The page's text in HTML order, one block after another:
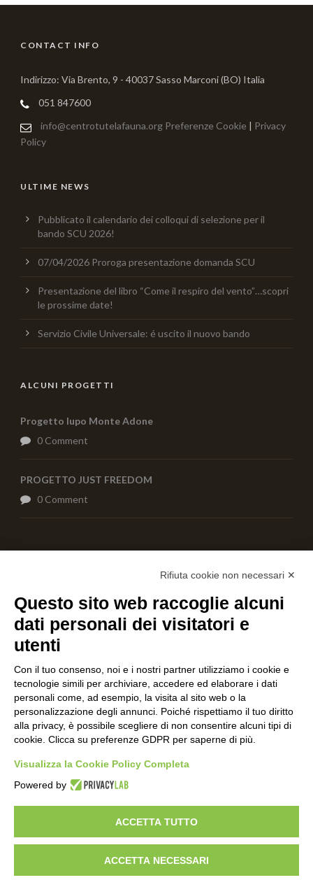
CONTACT INFO
Indirizzo: Via Brento, 9 - 40037 Sasso Marconi (BO) Italia
051 847600
info@centrotutelafauna.org Preferenze Cookie | Privacy
Policy
ULTIME NEWS
Pubblicato il calendario dei colloqui di selezione per il
bando SCU 2026!
07/04/2026 Proroga presentazione domanda SCU
Presentazione del libro “Come il respiro del vento”…scopri
le prossime date!
Servizio Civile Universale: é uscito il nuovo bando
ALCUNI PROGETTI
Progetto lupo Monte Adone
0 Comment
PROGETTO JUST FREEDOM
0 Comment
C.F. 01608451207 Via Brento,9 - 40037 Sasso Marconi (BO)
Italia Tel: +39 -051 847600 -
© Tutti i diritti riservati-Associazione ONLUS - Centro Tutela
Rifiuta cookie non necessari ✕
Questo sito web raccoglie alcuni
dati personali dei visitatori e
utenti
Con il tuo consenso, noi e i nostri partner utilizziamo i cookie e
tecnologie simili per archiviare, accedere ed elaborare i dati
personali come, ad esempio, la visita al sito web o la
personalizzazione degli annunci. Poiché rispettiamo il tuo diritto
alla privacy, è possibile scegliere di non consentire alcuni tipi di
cookie. Clicca su preferenze GDPR per saperne di più.
Visualizza la Cookie Policy Completa
Powered by
ACCETTA TUTTO
ACCETTA NECESSARI